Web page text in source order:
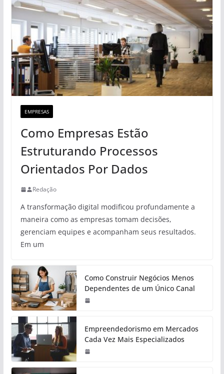
EMPRESAS
Como Empresas Estão
Estruturando Processos
Orientados Por Dados
Redação
A transformação digital modificou profundamente a
maneira como as empresas tomam decisões,
gerenciam equipes e acompanham seus resultados.
Em um
Como Construir Negócios Menos
Dependentes de um Único Canal
Empreendedorismo em Mercados
Cada Vez Mais Especializados